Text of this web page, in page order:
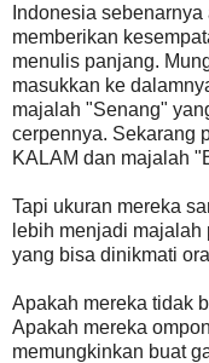
Indonesia
memberikan
menulis panjang.
masukkan ke
majalah "Senang"
cerpennya. Sekarang
KALAM dan majalah
Tapi ukuran mereka
lebih menjadi
yang bisa dinikmati
Apakah mereka tidak
Apakah mereka
memungkinkan buat